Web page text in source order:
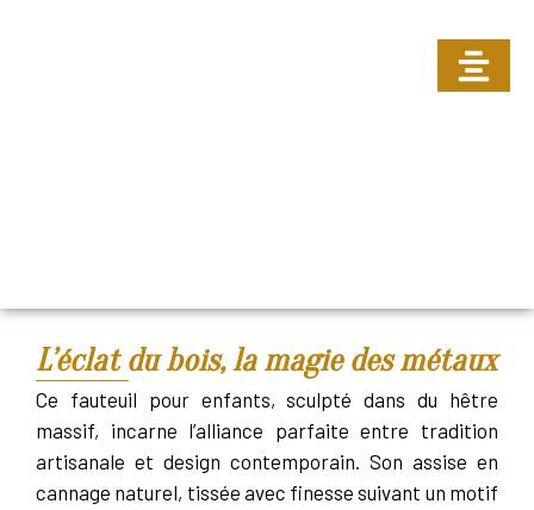
L’éclat du bois, la magie des métaux
Ce fauteuil pour enfants, sculpté dans du hêtre
massif, incarne l’alliance parfaite entre tradition
artisanale et design contemporain. Son assise en
cannage naturel, tissée avec finesse suivant un motif